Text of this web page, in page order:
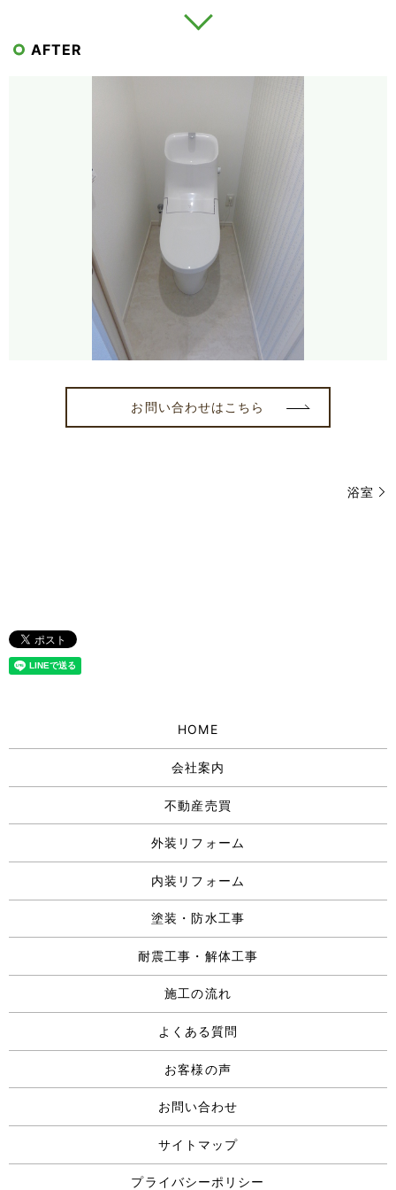
AFTER
お問い合わせはこちら
浴室
HOME
会社案内
不動産売買
外装リフォーム
内装リフォーム
塗装・防水工事
耐震工事・解体工事
施工の流れ
よくある質問
お客様の声
お問い合わせ
サイトマップ
プライバシーポリシー